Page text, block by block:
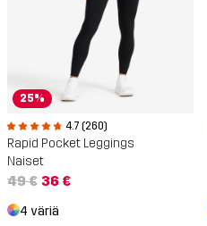
25%
4.7 (260)
Rapid Pocket Leggings
Naiset
49 € 36 €
4 väriä